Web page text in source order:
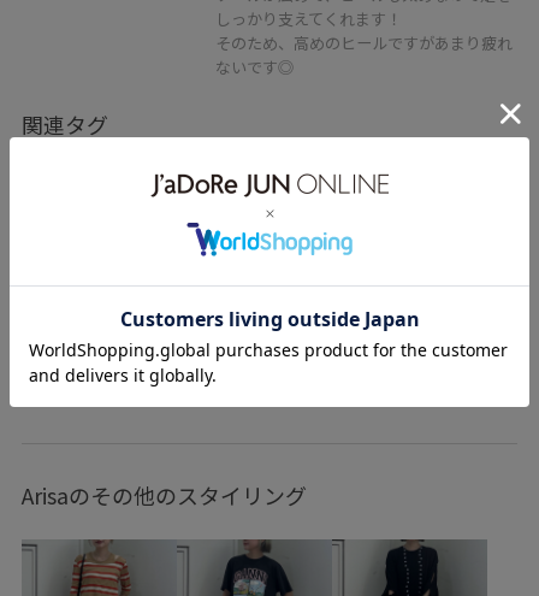
しっかり支えてくれます！
そのため、高めのヒールですがあまり疲れ
ないです◎
関連タグ
エモエレ 初春コーデ 春コーデ
夏コーデ 初秋コーデ
セレモニーコーデ 結婚式コーデ 授業参観日コーデ
お出かけコーデ 女子会コーデ
パンツスタイル ワントーンコーデ
ADAM ET ROPÉ ウェーブ ブルべ夏
ショルダーバッグ シューズ GAA05131
Arisaのその他のスタイリング